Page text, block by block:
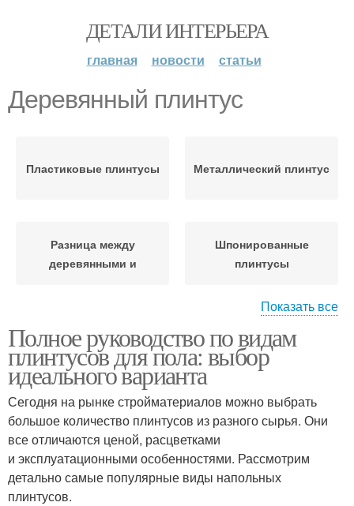
ДЕТАЛИ ИНТЕРЬЕРА
главная новости статьи
Деревянный плинтус
Пластиковые плинтусы Металлический плинтус
Разница между
деревянными и
Шпонированные
плинтусы
Деревянные плинтусы Пробковые плинтусы
Металлические
плинтусы
Ликбез по напольным
Показать все
Полное руководство по видам
плинтусов для пола: выбор
идеального варианта
Сегодня на рынке стройматериалов можно выбрать
большое количество плинтусов из разного сырья. Они
все отличаются ценой, расцветками
и эксплуатационными особенностями. Рассмотрим
детально самые популярные виды напольных
плинтусов.